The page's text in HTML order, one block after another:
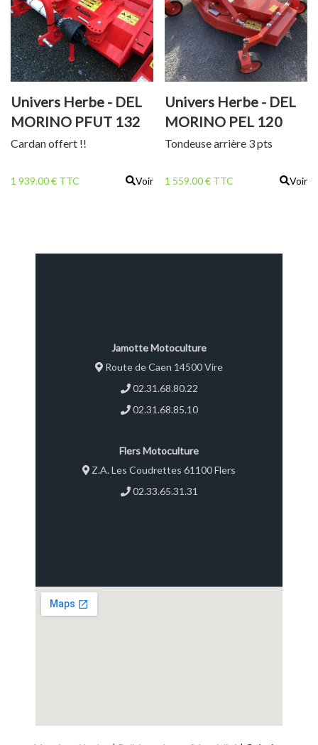
Univers Herbe - DEL
MORINO PFUT 132
C
Cardan offert !!
1 939.00 € TTC Voir
Univers Herbe - DEL
MORINO PEL 120
Tondeuse arrière 3 pts
1 559.00 € TTC Voir
Jamotte Motoculture
Route de Caen 14500 Vire
02.31.68.80.22
02.31.68.85.10
Flers Motoculture
Z.A. Les Coudrettes 61100 Flers
02.33.65.31.31